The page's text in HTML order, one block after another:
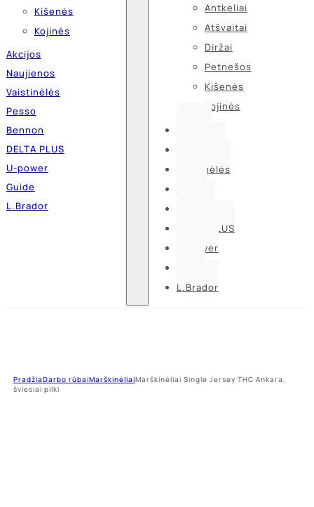
Kišenės
Kojinės
Akcijos
Naujienos
Vaistinėlės
Pesso
Bennon
DELTA PLUS
U-power
Guide
L.Brador
Antkeliai
Atšvaitai
Diržai
Petnešos
Kišenės
Kojinės
Vaistinėlės
DELTA PLUS
U-power
L.Brador
PradžiaDarbo rūbaiMarškinėliaiMarškinėliai Single Jersey THC Ankara,
šviesiai pilki